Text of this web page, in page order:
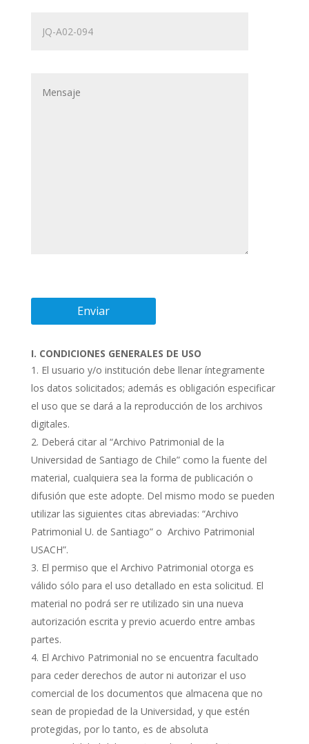
I. CONDICIONES GENERALES DE USO
El usuario y/o institución debe llenar íntegramente
los datos solicitados; además es obligación especificar
el uso que se dará a la reproducción de los archivos
digitales.
Deberá citar al “Archivo Patrimonial de la
Universidad de Santiago de Chile” como la fuente del
material, cualquiera sea la forma de publicación o
difusión que este adopte. Del mismo modo se pueden
utilizar las siguientes citas abreviadas: “Archivo
Patrimonial U. de Santiago” o Archivo Patrimonial
USACH”.
El permiso que el Archivo Patrimonial otorga es
válido sólo para el uso detallado en esta solicitud. El
material no podrá ser re utilizado sin una nueva
autorización escrita y previo acuerdo entre ambas
partes.
El Archivo Patrimonial no se encuentra facultado
para ceder derechos de autor ni autorizar el uso
comercial de los documentos que almacena que no
sean de propiedad de la Universidad, y que estén
protegidas, por lo tanto, es de absoluta